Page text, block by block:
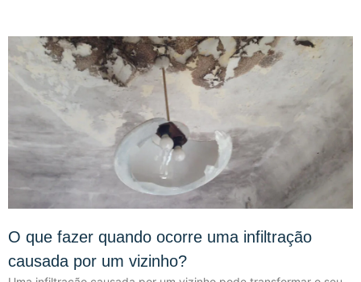
O que fazer quando ocorre uma infiltração
causada por um vizinho?